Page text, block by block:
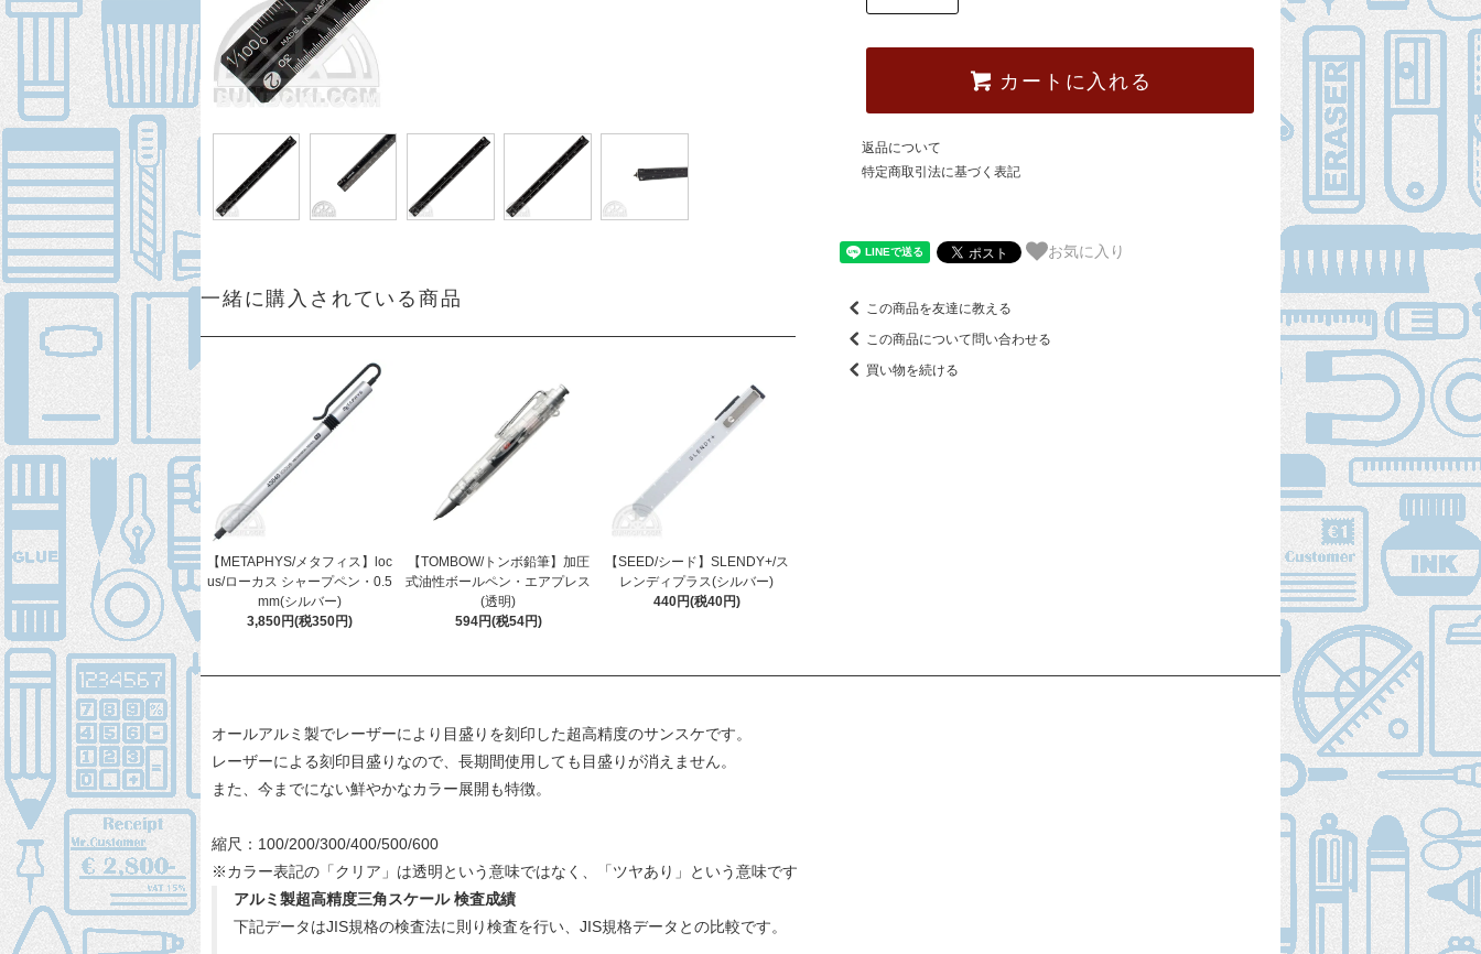
一緒に購入されている商品
【METAPHYS/メタフィス】loc
us/ローカス シャープペン・0.5
mm(シルバー)
3,850円(税350円)
【TOMBOW/トンボ鉛筆】加圧
式油性ボールペン・エアプレス
(透明)
594円(税54円)
【SEED/シード】SLENDY+/ス
レンディプラス(シルバー)
440円(税40円)
カートに入れる
返品について
特定商取引法に基づく表記
お気に入り
この商品を友達に教える
この商品について問い合わせる
買い物を続ける
オールアルミ製でレーザーにより目盛りを刻印した超高精度のサンスケです。
レーザーによる刻印目盛りなので、長期間使用しても目盛りが消えません。
また、今までにない鮮やかなカラー展開も特徴。
縮尺：100/200/300/400/500/600
※カラー表記の「クリア」は透明という意味ではなく、「ツヤあり」という意味です
アルミ製超高精度三角スケール 検査成績
下記データはJIS規格の検査法に則り検査を行い、JIS規格データとの比較です。